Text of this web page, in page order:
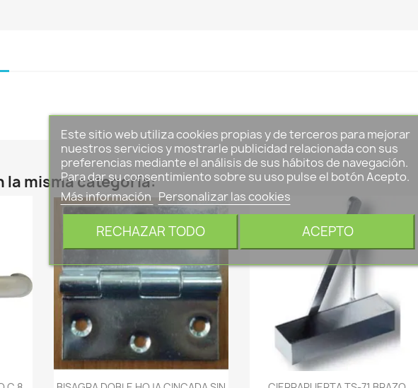
la misma categoría:
--> -->
Este sitio web utiliza cookies propias y de terceros para mejorar
nuestros servicios y mostrarle publicidad relacionada con sus
preferencias mediante el análisis de sus hábitos de navegación.
Para dar su consentimiento sobre su uso pulse el botón Acepto.
Más información Personalizar las cookies
RECHAZAR TODO ACEPTO